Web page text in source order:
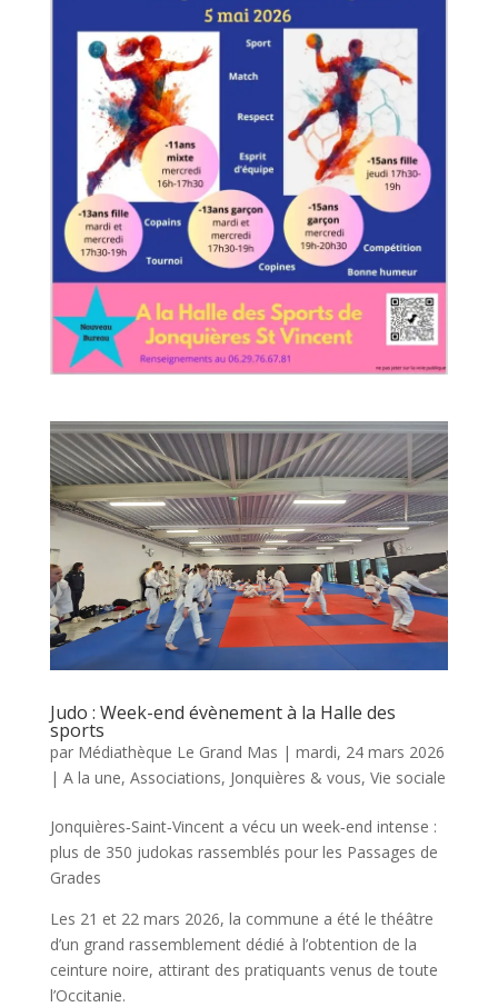
Judo : Week-end évènement à la Halle des
sports
par Médiathèque Le Grand Mas | mardi, 24 mars 2026
| A la une, Associations, Jonquières & vous, Vie sociale
Jonquières‑Saint‑Vincent a vécu un week‑end intense :
plus de 350 judokas rassemblés pour les Passages de
Grades
Les 21 et 22 mars 2026, la commune a été le théâtre
d’un grand rassemblement dédié à l’obtention de la
ceinture noire, attirant des pratiquants venus de toute
l’Occitanie.